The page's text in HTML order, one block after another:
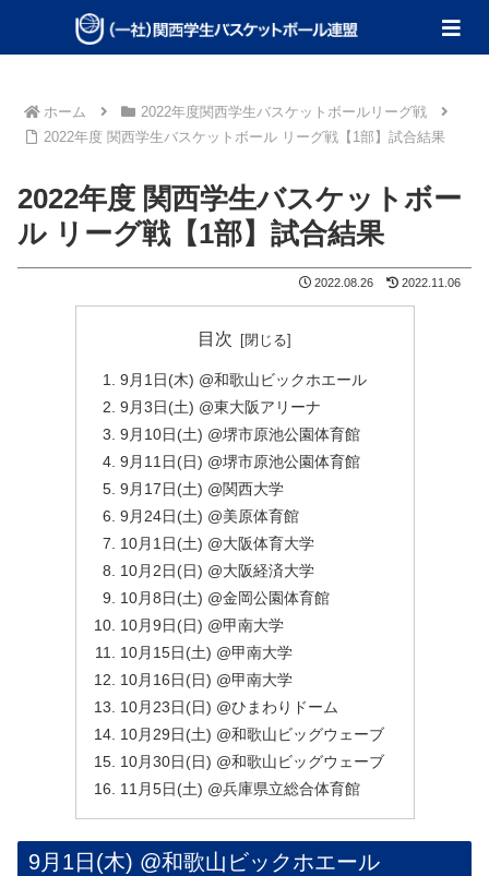
ホーム
2022年度関西学生バスケットボールリーグ戦
2022年度 関西学生バスケットボール リーグ戦【1部】試合結果
2022年度 関西学生バスケットボー
ル リーグ戦【1部】試合結果
2022.08.26 2022.11.06
目次
9月1日(木) @和歌山ビックホエール
9月3日(土) @東大阪アリーナ
9月10日(土) @堺市原池公園体育館
9月11日(日) @堺市原池公園体育館
9月17日(土) @関西大学
9月24日(土) @美原体育館
10月1日(土) @大阪体育大学
10月2日(日) @大阪経済大学
10月8日(土) @金岡公園体育館
10月9日(日) @甲南大学
10月15日(土) @甲南大学
10月16日(日) @甲南大学
10月23日(日) @ひまわりドーム
10月29日(土) @和歌山ビッグウェーブ
10月30日(日) @和歌山ビッグウェーブ
11月5日(土) @兵庫県立総合体育館
9月1日(木) @和歌山ビックホエール